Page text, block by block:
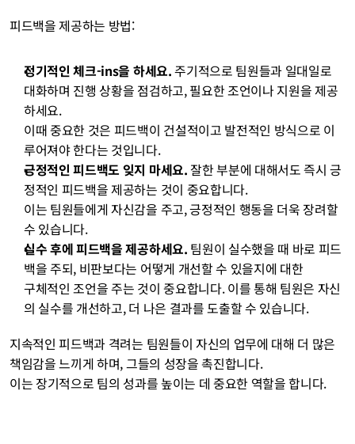
피드백을 제공하는 방법:
정기적인 체크-ins을 하세요. 주기적으로 팀원들과 일대일로
대화하며 진행 상황을 점검하고, 필요한 조언이나 지원을 제공
하세요.
이때 중요한 것은 피드백이 건설적이고 발전적인 방식으로 이
루어져야 한다는 것입니다.
긍정적인 피드백도 잊지 마세요. 잘한 부분에 대해서도 즉시 긍
정적인 피드백을 제공하는 것이 중요합니다.
이는 팀원들에게 자신감을 주고, 긍정적인 행동을 더욱 장려할
수 있습니다.
실수 후에 피드백을 제공하세요. 팀원이 실수했을 때 바로 피드
백을 주되, 비판보다는 어떻게 개선할 수 있을지에 대한
구체적인 조언을 주는 것이 중요합니다. 이를 통해 팀원은 자신
의 실수를 개선하고, 더 나은 결과를 도출할 수 있습니다.
지속적인 피드백과 격려는 팀원들이 자신의 업무에 대해 더 많은
책임감을 느끼게 하며, 그들의 성장을 촉진합니다.
이는 장기적으로 팀의 성과를 높이는 데 중요한 역할을 합니다.